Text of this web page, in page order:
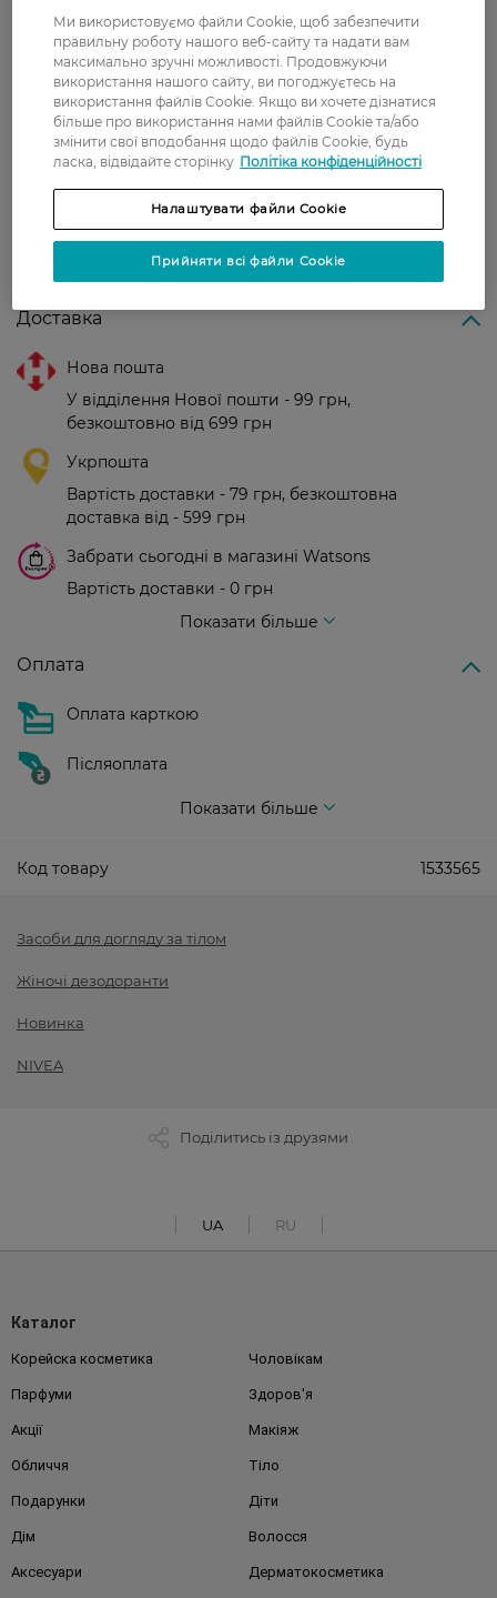
перед одяганням.
Країна-виробник: Німеччина
Рейтинг та відгуки
0 0 відгуків
Доставка
Нова пошта
У відділення Нової пошти - 99 грн,
безкоштовно від 699 грн
Укрпошта
Вартість доставки - 79 грн, безкоштовна
доставка від - 599 грн
Забрати сьогодні в магазині Watsons
Вартість доставки - 0 грн
Показати більше
Оплата
Оплата карткою
Післяоплата
Показати більше
Код товару 1533565
Засоби для догляду за тілом
Жіночі дезодоранти
Новинка
NIVEA
Поділитись із друзями
UA RU
Каталог
Корейска косметика Чоловікам
Парфуми Здоров'я
Акції Макіяж
Обличчя Тіло
Подарунки Діти
Дім Волосся
Аксесуари Дерматокосметика
Ми використовуємо файли Cookie, щоб забезпечити
правильну роботу нашого веб-сайту та надати вам
максимально зручні можливості. Продовжуючи
використання нашого сайту, ви погоджуєтесь на
використання файлів Cookie. Якщо ви хочете дізнатися
більше про використання нами файлів Cookie та/або
змінити свої вподобання щодо файлів Cookie, будь
ласка, відвідайте сторінку Політіка конфіденційності
Налаштувати файли Cookie
Прийняти всі файли Cookie